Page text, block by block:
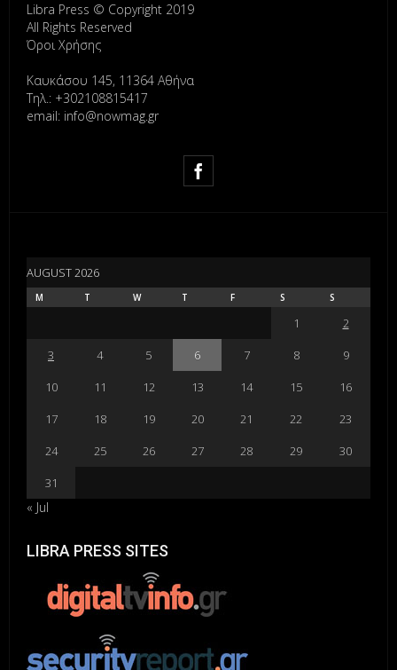
Libra Press © Copyright 2019
All Rights Reserved
Όροι Χρήσης
Καυκάσου 145, 11364 Αθήνα
Τηλ.: +302108815417
email: info@nowmag.gr
AUGUST 2026
M T W T F S S
1
2
3
4 5 6 7 8
9
10
11 12 13 14 15
16
17
18 19 20 21 22
23
24
25 26 27 28 29
30
31
« Jul
LIBRA PRESS SITES